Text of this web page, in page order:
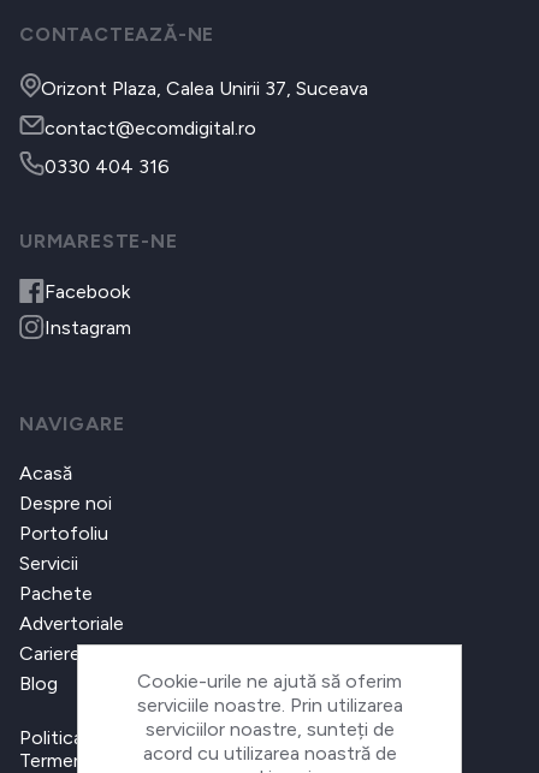
CONTACTEAZĂ-NE
Orizont Plaza, Calea Unirii 37, Suceava
contact@ecomdigital.ro
0330 404 316
URMARESTE-NE
Facebook
Instagram
NAVIGARE
Acasă
Despre noi
Portofoliu
Servicii
Pachete
Advertoriale
Cariere
Blog
Politica de confidențialitate
Termeni și condiții
Cookie-urile ne ajută să oferim
serviciile noastre. Prin utilizarea
serviciilor noastre, sunteți de
acord cu utilizarea noastră de